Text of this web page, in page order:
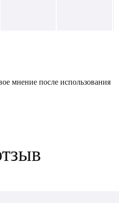
мнение после использования